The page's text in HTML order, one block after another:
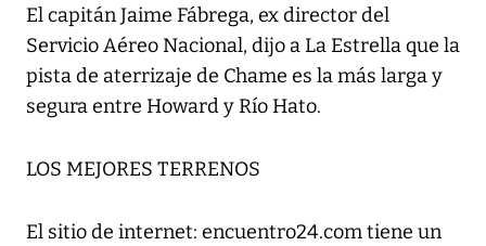
El capitán Jaime Fábrega, ex director del
Servicio Aéreo Nacional, dijo a La Estrella que la
pista de aterrizaje de Chame es la más larga y
segura entre Howard y Río Hato.
LOS MEJORES TERRENOS
El sitio de internet: encuentro24.com tiene un